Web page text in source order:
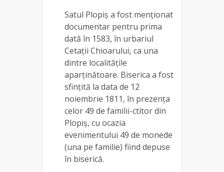
Satul Plopiș a fost menționat
documentar pentru prima
dată în 1583, în urbariul
Cetații Chioarului, ca una
dintre localitățile
aparținătoare. Biserica a fost
sfințită la data de 12
noiembrie 1811, în prezența
celor 49 de familii-ctitor din
Plopiș, cu ocazia
evenimentului 49 de monede
(una pe familie) fiind depuse
în biserică.